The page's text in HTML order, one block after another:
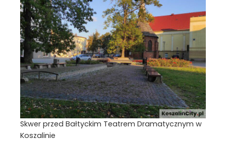
Skwer przed Bałtyckim Teatrem Dramatycznym w
Koszalinie